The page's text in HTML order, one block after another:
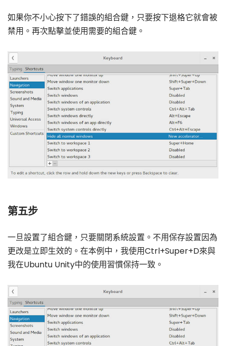
如果你不小心按下了錯誤的組合鍵，只要按下退格它就會被
禁用。再次點擊並使用需要的組合鍵。
第五步
一旦設置了組合鍵，只要關閉系統設置。不用保存設置因為
更改是立即生效的。在本例中，我使用Ctrl+Super+D來與
我在Ubuntu Unity中的使用習慣保持一致。